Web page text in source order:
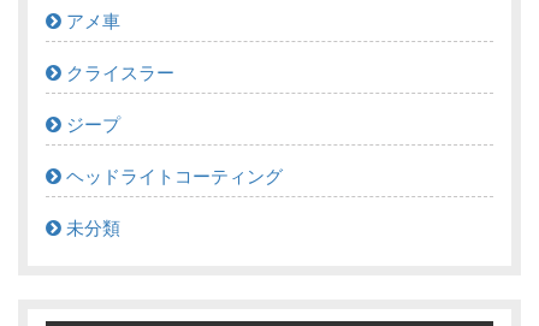
アメ車
クライスラー
ジープ
ヘッドライトコーティング
未分類